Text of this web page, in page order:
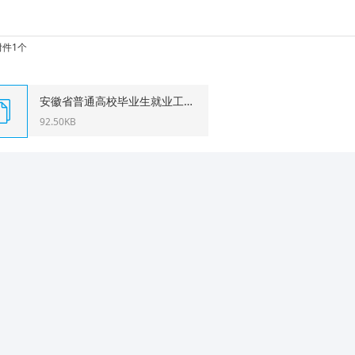
1个
安徽省普通高校毕业生就业工作动态监测指标-专科（2018年6月
92.50KB